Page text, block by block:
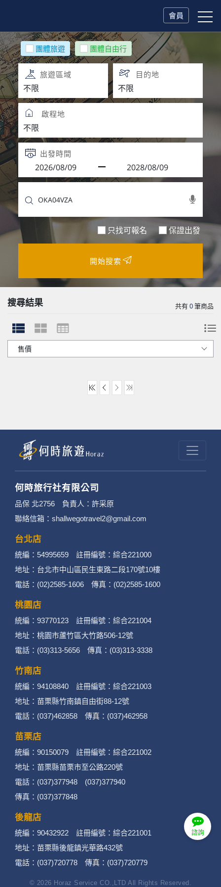
會員
團體旅遊 團體自由行
旅遊區域 目的地
啟程地
出發時間
只找可報名 保證出發
開始搜索
搜尋結果 共有0筆商品
諮詢
何時旅行社有限公司
品保 北2756 負責人：許采原
聯絡信箱：shallwegotravel2@gmail.com
台北店
統編：54995659 註冊編號：綜合221000
地址：台北市中山區民生東路二段170號10樓
電話：(02)2585-1606 傳真：(02)2585-1600
桃園店
統編：93770123 註冊編號：綜合221004
地址：桃園市蘆竹區大竹路506-12號
電話：(03)313-5656 傳真：(03)313-3338
竹南店
統編：94108840 註冊編號：綜合221003
地址：苗栗縣竹南鎮自由街88-12號
電話：(037)462858 傳真：(037)462958
苗栗店
統編：90150079 註冊編號：綜合221002
地址：苗栗縣苗栗市至公路220號
電話：(037)377948 (037)377940
傳真：(037)377848
後龍店
統編：90432922 註冊編號：綜合221001
地址：苗栗縣後龍鎮光華路432號
電話：(037)720778 傳真：(037)720779
© 2026 Horaz Service CO.,LTD All Rights Reserved.